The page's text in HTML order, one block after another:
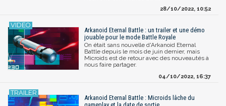
28/10/2022, 10:52
Arkanoid Eternal Battle : un trailer et une démo
jouable pour le mode Battle Royale
On était sans nouvelle d'Arkanoid Eternal
Battle depuis le mois de juin dernier, mais
Microids est de retour avec des nouveautés à
nous faire partager.
04/10/2022, 16:37
Arkanoid Eternal Battle : Microids lâche du